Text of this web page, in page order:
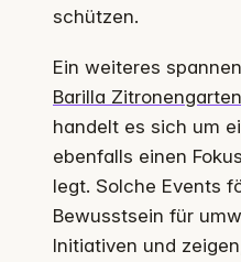
schützen.
Ein weiteres
Barilla
handelt es sich um
ebenfalls einen
legt. Solche Events
Bewusstsein für
Initiativen und